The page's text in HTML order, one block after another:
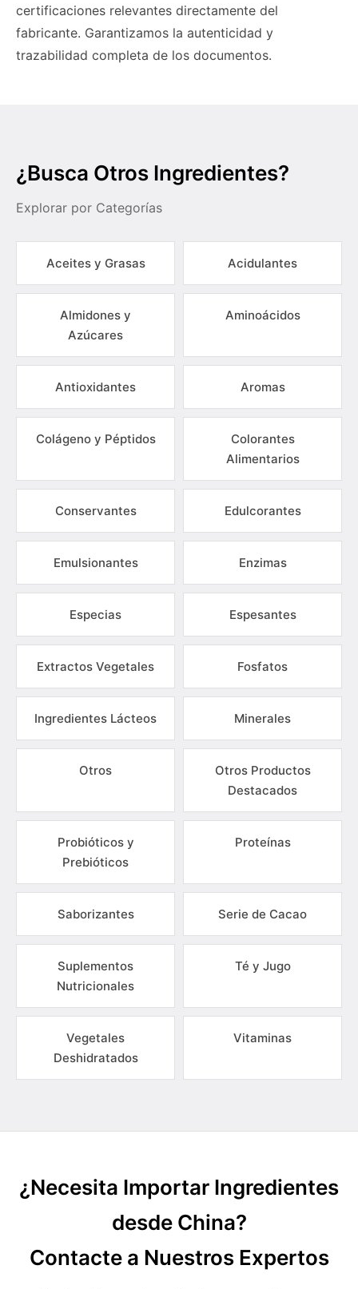
certificaciones relevantes directamente del
fabricante. Garantizamos la autenticidad y
trazabilidad completa de los documentos.
¿Busca Otros Ingredientes?
Explorar por Categorías
Aceites y Grasas Acidulantes
Almidones y
Azúcares
Aminoácidos
Antioxidantes Aromas
Colágeno y Péptidos
Colorantes
Alimentarios
Conservantes Edulcorantes
Emulsionantes Enzimas
Especias Espesantes
Extractos Vegetales Fosfatos
Ingredientes Lácteos Minerales
Otros
Otros Productos
Destacados
Probióticos y
Prebióticos
Proteínas
Saborizantes Serie de Cacao
Suplementos
Nutricionales
Té y Jugo
Vegetales
Deshidratados
Vitaminas
¿Necesita Importar Ingredientes
desde China?
Contacte a Nuestros Expertos